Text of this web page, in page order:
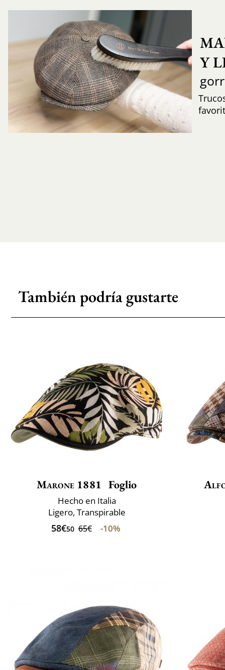
Y
También podría gustarte
Marone 1881 Foglio
Hecho en Italia
Ligero, Transpirable
58€50 65€ -10%